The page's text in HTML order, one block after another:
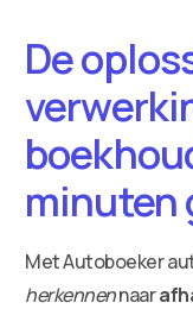
De
minuten
Met Autoboeker
herkennennaar